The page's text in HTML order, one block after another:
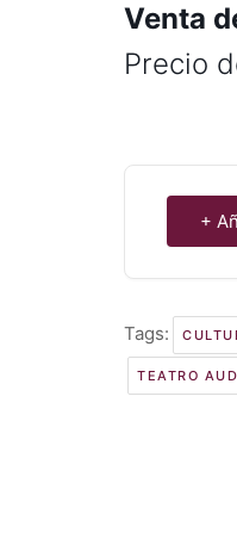
Venta
Precio
+
Tags:
TEATRO